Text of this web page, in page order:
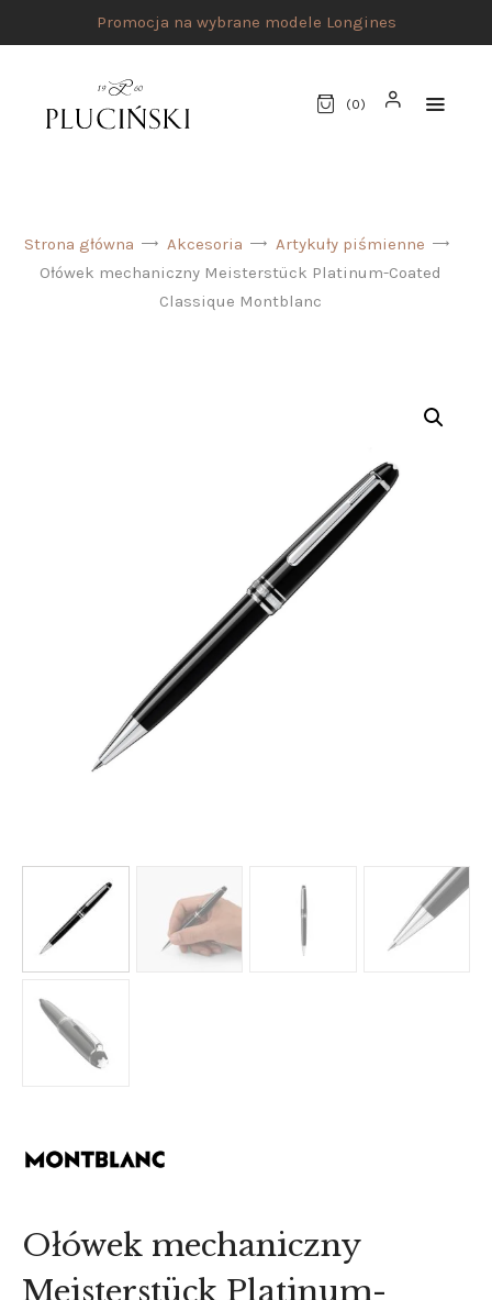
Promocja na wybrane modele Longines
(0)
UMÓW SPOTKANIE
Strona główna Akcesoria
Artykuły piśmienne
Ołówek mechaniczny Meisterstück Platinum-Coated
Classique Montblanc
Ołówek mechaniczny
Meisterstück Platinum-